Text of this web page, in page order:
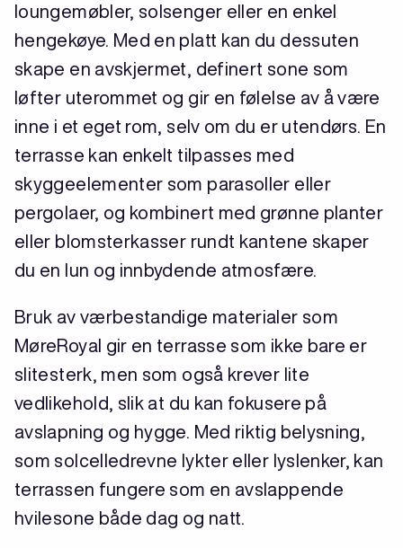
loungemøbler, solsenger eller en enkel
hengekøye. Med en platt kan du dessuten
skape en avskjermet, definert sone som
løfter uterommet og gir en følelse av å være
inne i et eget rom, selv om du er utendørs. En
terrasse kan enkelt tilpasses med
skyggeelementer som parasoller eller
pergolaer, og kombinert med grønne planter
eller blomsterkasser rundt kantene skaper
du en lun og innbydende atmosfære.
Bruk av værbestandige materialer som
MøreRoyal gir en terrasse som ikke bare er
slitesterk, men som også krever lite
vedlikehold, slik at du kan fokusere på
avslapning og hygge. Med riktig belysning,
som solcelledrevne lykter eller lyslenker, kan
terrassen fungere som en avslappende
hvilesone både dag og natt.